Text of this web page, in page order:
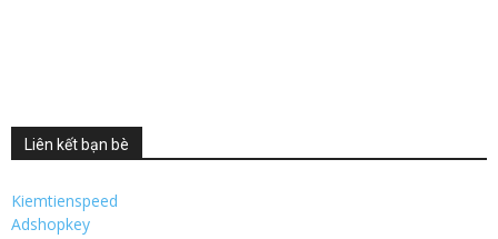
Liên kết bạn bè
Kiemtienspeed
Adshopkey